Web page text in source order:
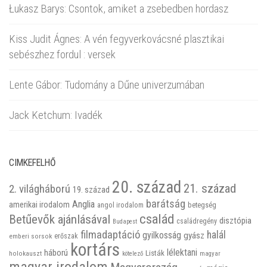
Łukasz Barys: Csontok, amiket a zsebedben hordasz
Kiss Judit Ágnes: A vén fegyverkovácsné plasztikai
sebészhez fordul : versek
Lente Gábor: Tudomány a Dűne univerzumában
Jack Ketchum: Ivadék
CIMKEFELHŐ
2. világháború 19. század 20. század 21. század
amerikai irodalom Anglia angol irodalom barátság betegség
Betűevők ajánlásával Budapest család családregény disztópia
emberi sorsok erőszak filmadaptáció gyilkosság gyász halál
holokauszt háború kortárs kötelező Listák lélektani magyar